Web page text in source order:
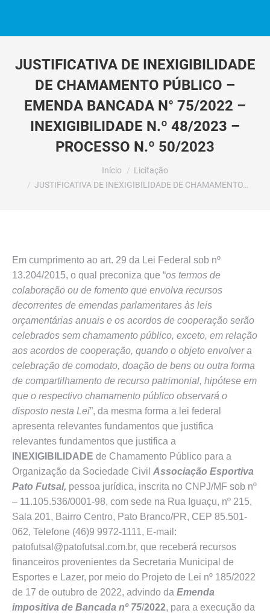
JUSTIFICATIVA DE INEXIGIBILIDADE
DE CHAMAMENTO PÚBLICO –
EMENDA BANCADA N° 75/2022 –
INEXIGIBILIDADE N.º 48/2023 –
PROCESSO N.º 50/2023
Início
Licitação
JUSTIFICATIVA DE INEXIGIBILIDADE DE CHAMAMENTO…
Em cumprimento ao art. 29 da Lei Federal sob nº
13.204/2015, o qual preconiza que “os termos de
colaboração ou de fomento que envolva recursos
decorrentes de emendas parlamentares às leis
orçamentárias anuais e os acordos de cooperação serão
celebrados sem chamamento público, exceto, em relação
aos acordos de cooperação, quando o objeto envolver a
celebração de comodato, doação de bens ou outra forma
de compartilhamento de recurso patrimonial, hipótese em
que o respectivo chamamento público observará o
disposto nesta Lei”, da mesma forma a lei federal
apresenta relevantes fundamentos que justifica
relevantes fundamentos que justifica a
INEXIGIBILIDADE de Chamamento Público para a
Organização da Sociedade Civil Associação Esportiva
Pato Futsal, pessoa jurídica, inscrita no CNPJ/MF sob nº
– 11.105.536/0001-98, com sede na Rua Iguaçu, nº 215,
Sala 201, Bairro Centro, Pato Branco/PR, CEP 85.501-
062, Telefone (46)9 9972-1111, E-mail:
patofutsal@patofutsal.com.br, que receberá recursos
financeiros provenientes da Secretaria Municipal de
Esportes e Lazer, por meio do Projeto de Lei nº 185/2022
de 17 de outubro de 2022, advindo da Emenda
impositiva de Bancada nº 75/2022, para a execução da